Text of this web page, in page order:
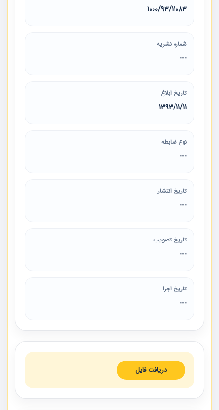
1000/93/11083
شماره نشریه
---
تاریخ ابلاغ
1393/11/11
نوع ضابطه
---
تاریخ انتشار
---
تاریخ تصویب
---
تاریخ اجرا
---
دریافت فایل